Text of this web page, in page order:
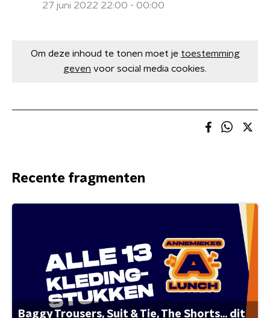
27 juni 2022 22:00 - 00:00
Om deze inhoud te tonen moet je toestemming
geven voor social media cookies.
Recente fragmenten
Baggy Trousers, Suit & Tie, The Shorts... dit